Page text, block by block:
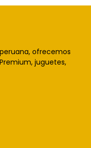
ofrecemos
juguetes,